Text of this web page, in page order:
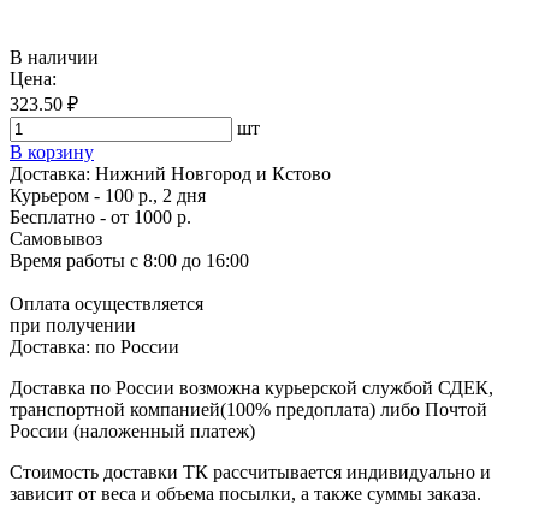
В наличии
Цена:
323.50 ₽
шт
В корзину
Доставка: Нижний Новгород и Кстово
Курьером - 100 р., 2 дня
Бесплатно - от 1000 р.
Самовывоз
Время работы с 8:00 до 16:00
Оплата осуществляется
при получении
Доставка: по России
Доставка по России возможна курьерской службой СДЕК,
транспортной компанией(100% предоплата) либо Почтой
России (наложенный платеж)
Стоимость доставки ТК рассчитывается индивидуально и
зависит от веса и объема посылки, а также суммы заказа.